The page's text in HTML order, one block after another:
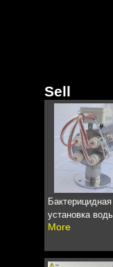
Sell
Бактерицидная
установка
More